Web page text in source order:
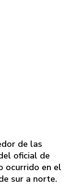
de las
oficial de
ocurrido en el
sur a norte.